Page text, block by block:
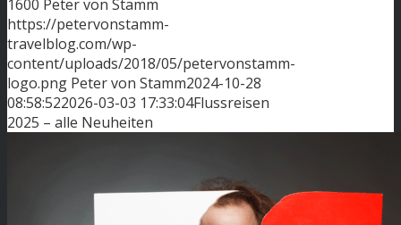
1600 Peter von Stamm
https://petervonstamm-
travelblog.com/wp-
content/uploads/2018/05/petervonstamm-
logo.png Peter von Stamm2024-10-28
08:58:522026-03-03 17:33:04Flussreisen
2025 – alle Neuheiten